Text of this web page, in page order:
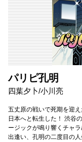
パリピ孔明
四葉夕卜/小川亮
五丈原の戦いで死期を迎
日本へと転生した！ 渋谷
ージックが鳴り響くチャ
出逢い、孔明の二度目の